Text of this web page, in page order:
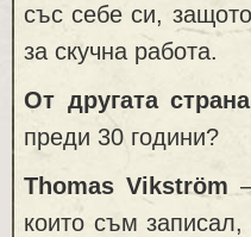
със себе си,
за скучна работа.
От другата страна
преди 30 години?
Thomas Vikström
които съм